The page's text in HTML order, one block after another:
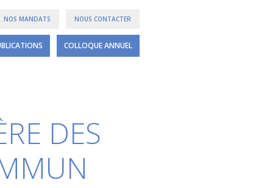
NOS MANDATS NOUS CONTACTER
COLLOQUE ANNUEL
DES